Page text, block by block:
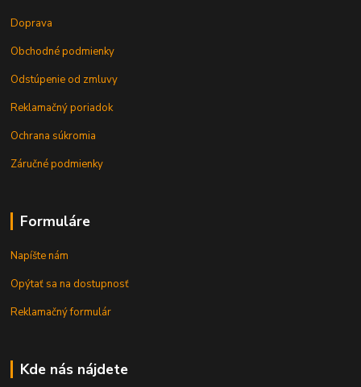
Doprava
Obchodné podmienky
Odstúpenie od zmluvy
Reklamačný poriadok
Ochrana súkromia
Záručné podmienky
Formuláre
Napíšte nám
Opýtať sa na dostupnosť
Reklamačný formulár
Kde nás nájdete